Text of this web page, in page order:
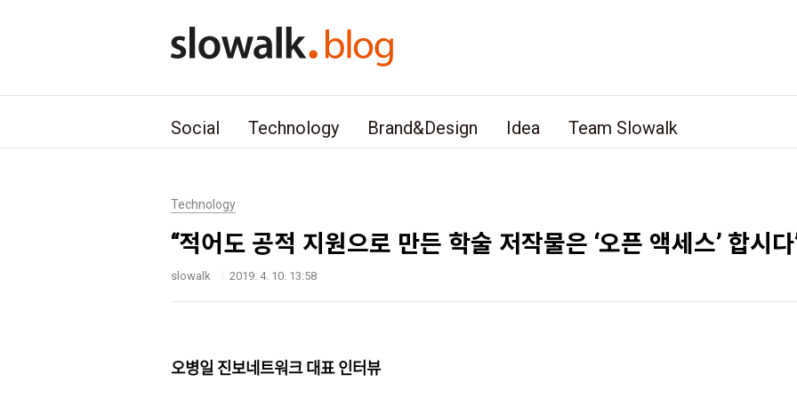
Social Technology Brand&Design Idea Team Slowalk
Technology
“적어도 공적 지원으로 만든 학술 저작물은 ‘오픈 액세스’ 합시다
slowalk 2019. 4. 10. 13:58
오병일 진보네트워크 대표 인터뷰